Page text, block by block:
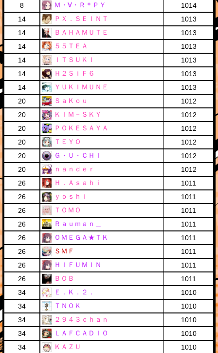
8
Ｍ・∀・Ｒ＊ＰＹ
1014
14
ＰＸ．ＳＥＩＮＴ
1013
14
ＢＡＨＡＭＵＴＥ
1013
14
５５ＴＥＡ
1013
14
ＩＴＳＵＫＩ
1013
14
Ｈ２ＳｉＦ６
1013
14
ＹＵＫＩＭＵＮＥ
1013
20
ＳａＫｏｕ
1012
20
ＫＩＭ－ＳＫＹ
1012
20
ＰＯＫＥＳＡＹＡ
1012
20
ＴＥＹＯ
1012
20
Ｇ・Ｕ・ＣＨＩ
1012
20
ｎａｎｄｅｒ
1012
26
Ｈ．Ａｓａｈｉ
1011
26
ｙｏｓｈｉ
1011
26
ＴＯＭＯ
1011
26
Ｒａｕｍａｎ＿
1011
26
ＯＭＥＧＡ★ＴＫ
1011
26
ＳＭＦ
1011
26
ＨＩＦＵＭＩＮ
1011
26
ＢＯＢ
1011
34
Ｅ．Ｋ．２．
1010
34
ＴＮＯＫ
1010
34
２９４３ｃｈａｎ
1010
34
ＬＡＦＣＡＤＩＯ
1010
34
ＫＡＺＵ
1010